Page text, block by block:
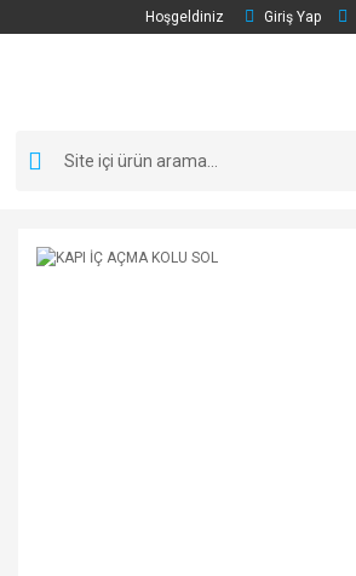
Hoşgeldiniz Giriş Yap